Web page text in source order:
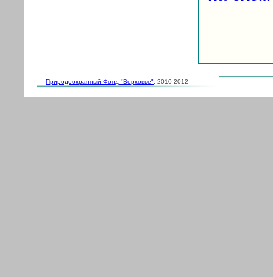
Природоохранный Фонд "Верховье" , 2010-2012